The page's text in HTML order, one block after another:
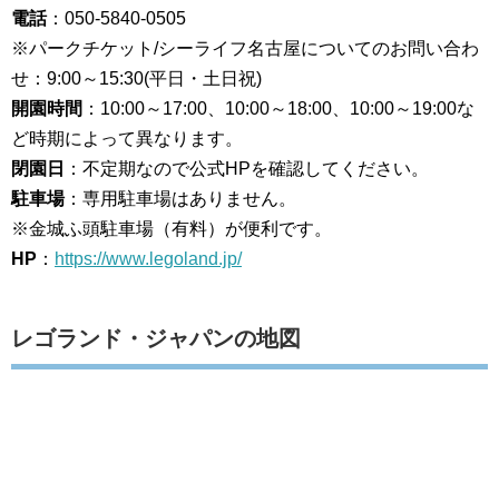
電話：050-5840-0505
※パークチケット/シーライフ名古屋についてのお問い合わ
せ：9:00～15:30(平日・土日祝)
開園時間 ：10:00～17:00、10:00～18:00、10:00～19:00な
ど時期によって異なります。
閉園日
：不定期なので公式HPを確認してください。
駐車場：専用駐車場はありません。
※金城ふ頭駐車場（有料）が便利です。
HP ： https://www.legoland.jp/
レゴランド・ジャパンの地図